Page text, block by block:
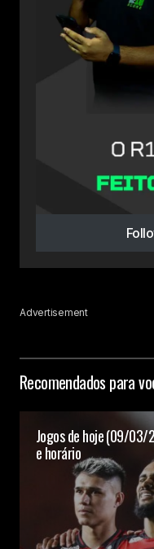
Advertisement
Recomendados para
Jogos de hoje (09/03/
e horário